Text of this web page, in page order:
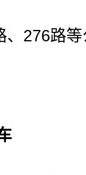
276路等